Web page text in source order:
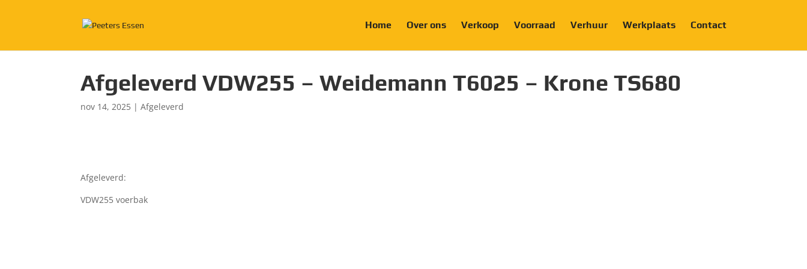
Home Over ons Verkoop Voorraad Verhuur Werkplaats Contact
Afgeleverd VDW255 – Weidemann T6025 – Krone TS680
nov 14, 2025 |Afgeleverd
Afgeleverd:
VDW255 voerbak